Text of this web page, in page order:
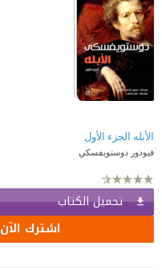
الأبله الجزء الأول
فيودور دوستويفسكي
تحميل الكتاب
اشترك الآن